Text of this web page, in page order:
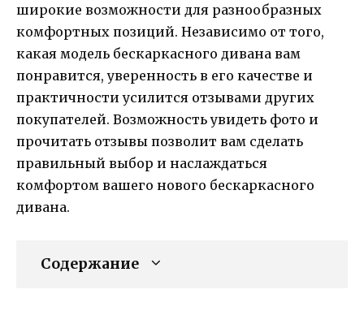
широкие возможности для разнообразных
комфортных позиций. Независимо от того,
какая модель бескаркасного дивана вам
понравится, уверенность в его качестве и
практичности усилится отзывами других
покупателей. Возможность увидеть фото и
прочитать отзывы позволит вам сделать
правильный выбор и наслаждаться
комфортом вашего нового бескаркасного
дивана.
Содержание